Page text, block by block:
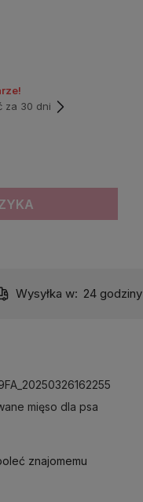
za 30 dni
Wysyłka w: 24 godziny
mięso dla psa
znajomemu